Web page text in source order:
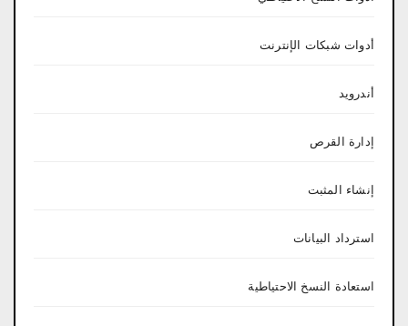
أدوات شبكات الإنترنت
أندرويد
إدارة القرص
إنشاء المثبت
استرداد البيانات
استعادة النسخ الاحتياطية